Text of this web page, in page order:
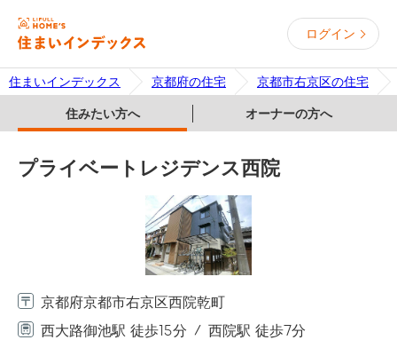
ログイン
住まいインデックス 京都府の住宅 京都市右京区の住宅
住みたい方へ オーナーの方へ
プライベートレジデンス西院
京都府京都市右京区西院乾町
西大路御池駅 徒歩15分
西院駅 徒歩7分